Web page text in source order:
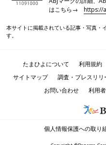
はこちら→https://
本サイトに掲載されている記事・写真・
す。
たまひよについて 利用規約
サイトマップ
調査・プレスリ
お問い合わせ
利用
個人情報保護への取り